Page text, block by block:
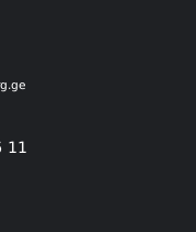
11